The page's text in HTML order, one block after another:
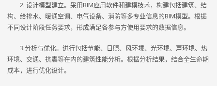
2. 设计模型建立。采用BIM应用软件和建模技术，构建包括建筑、结
构、给排水、暖通空调、电气设备、消防等多专业信息的BIM模型。根据
不同设计阶段任务要求，形成满足各参与方使用要求的数据信息。
3.分析与优化。进行包括节能、日照、风环境、光环境、声环境、热
环境、交通、抗震等在内的建筑性能分析。根据分析结果，结合全生命期
成本，进行优化设计。